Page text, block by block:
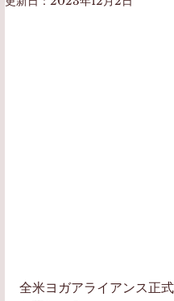
全米ヨガアライアンス正